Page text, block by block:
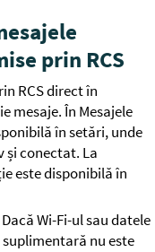
prin RCS
RCS direct în
mesaje. În Mesajele
în setări, unde
și conectat. La
este disponibilă în
Wi-Fi-ul sau datele
nu este